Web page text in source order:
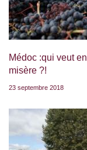
Médoc :qui veut
misère ?!
23 septembre 2018